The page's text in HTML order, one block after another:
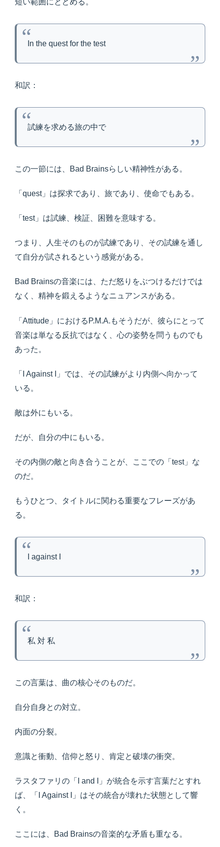
In the quest for the test
和訳：
試練を求める旅の中で
この一節には、Bad Brainsらしい精神性がある。
「quest」は探求であり、旅であり、使命でもある。
「test」は試練、検証、困難を意味する。
つまり、人生そのものが試練であり、その試練を通し
て自分が試されるという感覚がある。
Bad Brainsの音楽には、ただ怒りをぶつけるだけでは
なく、精神を鍛えるようなニュアンスがある。
「Attitude」におけるP.M.A.もそうだが、彼らにとって
音楽は単なる反抗ではなく、心の姿勢を問うものでも
あった。
「I Against I」では、その試練がより内側へ向かって
いる。
敵は外にもいる。
だが、自分の中にもいる。
その内側の敵と向き合うことが、ここでの「test」な
のだ。
もうひとつ、タイトルに関わる重要なフレーズがあ
る。
I against I
和訳：
私 対 私
この言葉は、曲の核心そのものだ。
自分自身との対立。
内面の分裂。
意識と衝動、信仰と怒り、肯定と破壊の衝突。
ラスタファリの「I and I」が統合を示す言葉だとすれ
ば、「I Against I」はその統合が壊れた状態として響
く。
ここには、Bad Brainsの音楽的な矛盾も重なる。